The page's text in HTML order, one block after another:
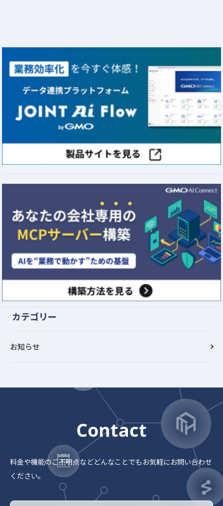
カテゴリー
お知らせ
Contact
料金や機能のご不明点などどんなことでもお気軽にお問い合わせ
ください。